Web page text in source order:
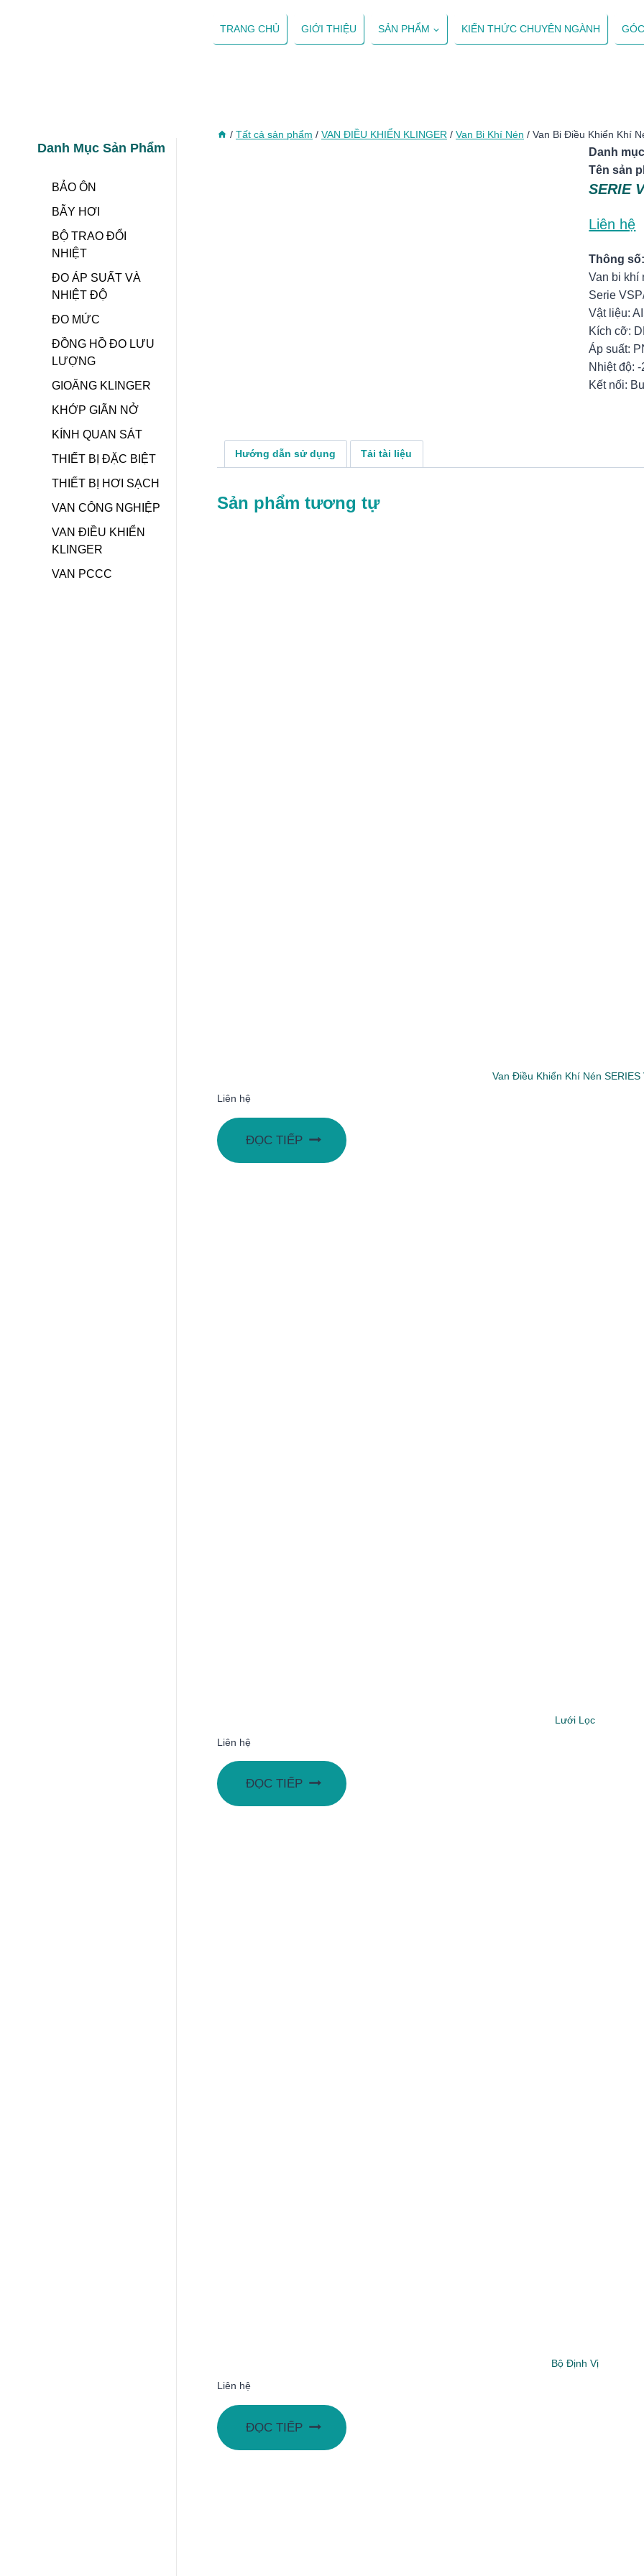
TRANG CHỦ GIỚI THIỆU SẢN PHẨM KIẾN THỨC CHUYÊN NGÀNH
/ Tất cả sản phẩm / VAN ĐIỀU KHIỂN KLINGER / Van Bi Khí Nén / Van Bi Điều Khiển Khí
Danh
Tên sản
SERIE
Liên hệ
Thông
Van bi khí
Serie
Vật liệu:
Kích cỡ:
Áp suất:
Nhiệt độ:
Kết nối:
Hướng dẫn sử dụng Tải tài liệu
Sản phẩm tương tự
Van Điều Khiển Khí Nén SERIES
Liên hệ
ĐỌC TIẾP
Lưới Lọc
Liên hệ
ĐỌC TIẾP
Bộ Định Vị
Liên hệ
ĐỌC TIẾP
Danh Mục Sản Phẩm
BẢO ÔN
BẪY HƠI
BỘ TRAO ĐỔI
NHIỆT
ĐO ÁP SUẤT VÀ
NHIỆT ĐỘ
ĐO MỨC
ĐỒNG HỒ ĐO LƯU
LƯỢNG
GIOĂNG KLINGER
KHỚP GIÃN NỞ
KÍNH QUAN SÁT
THIẾT BỊ ĐẶC BIỆT
THIẾT BỊ HƠI SẠCH
VAN CÔNG NGHIỆP
VAN ĐIỀU KHIỂN
KLINGER
VAN PCCC